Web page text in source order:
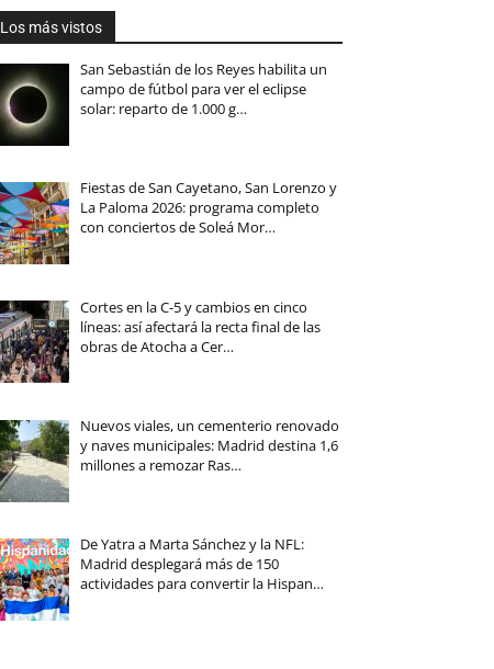
Los más vistos
San Sebastián de los Reyes habilita un
campo de fútbol para ver el eclipse
solar: reparto de 1.000 g…
Fiestas de San Cayetano, San Lorenzo y
La Paloma 2026: programa completo
con conciertos de Soleá Mor…
Cortes en la C-5 y cambios en cinco
líneas: así afectará la recta final de las
obras de Atocha a Cer…
Nuevos viales, un cementerio renovado
y naves municipales: Madrid destina 1,6
millones a remozar Ras…
De Yatra a Marta Sánchez y la NFL:
Madrid desplegará más de 150
actividades para convertir la Hispan…